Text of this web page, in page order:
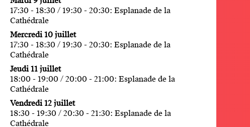
17:30 - 18:30 / 19:30 - 20:30: Esplanade de la
Cathédrale
Mercredi 10 juillet
17:30 - 18:30 / 19:30 - 20:30: Esplanade de la
Cathédrale
Jeudi 11 juillet
18:00 - 19:00 / 20:00 - 21:00: Esplanade de la
Cathédrale
Vendredi 12 juillet
18:30 - 19:30 / 20:30 - 21:30: Esplanade de la
Cathédrale